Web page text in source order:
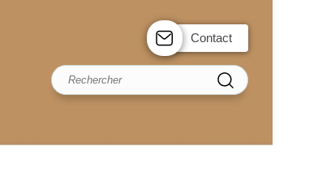
Contact